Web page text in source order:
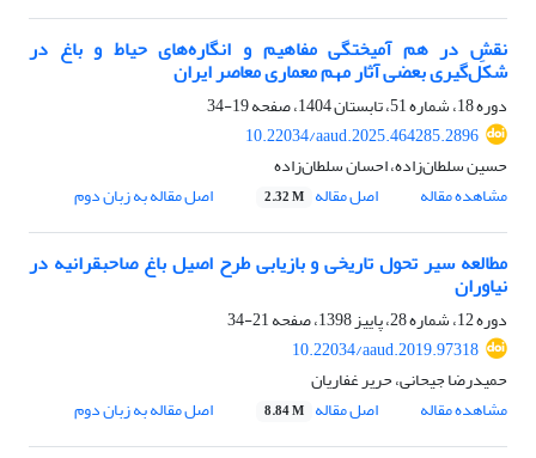
نقشِ در هم‌ آمیختگی مفاهیم و انگاره‌های حیاط و باغ در
شکل‌گیری بعضی آثار مهم معماری معاصر ایران
دوره 18، شماره 51، تابستان 1404، صفحه
19-34
10.22034/aaud.2025.464285.2896
حسین سلطان‌زاده، احسان سلطان‌زاده
مشاهده مقاله
اصل مقاله 2.32 M اصل مقاله به زبان دوم
مطالعه سیر تحول تاریخی و بازیابی طرح اصیل باغ صاحبقرانیه در
نیاوران
دوره 12، شماره 28، پاییز 1398، صفحه
21-34
10.22034/aaud.2019.97318
حمیدرضا جیحانی، حریر غفاریان
مشاهده مقاله
اصل مقاله 8.84 M اصل مقاله به زبان دوم